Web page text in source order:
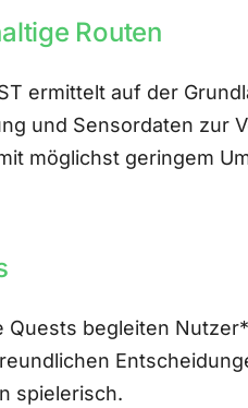
Routen
ermittelt auf der
und Sensordaten zur
möglichst geringem
Quests begleiten
spielerisch.